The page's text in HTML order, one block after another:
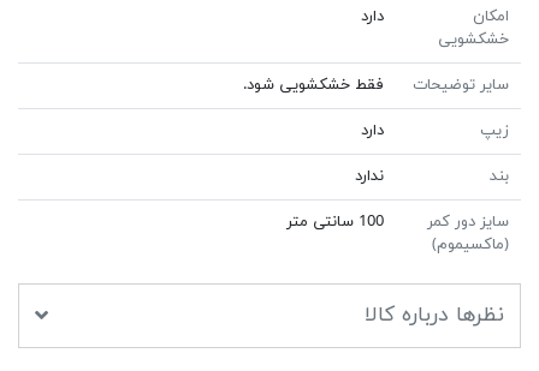
امکان
خشکشویی
دارد
سایر توضیحات فقط خشکشویی شود.
زیپ دارد
بند ندارد
سایز دور کمر
(ماکسیموم)
100 سانتى متر
نظرها درباره کالا